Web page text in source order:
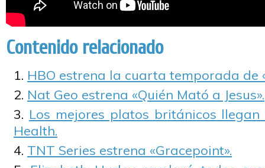
Contenido relacionado
HBO estrena la cuarta temporada de
Nat Geo estrena «Quién Mató a Jesus».
Los mejores platos británicos
Health.
TNT Series estrena «Gracepoint».